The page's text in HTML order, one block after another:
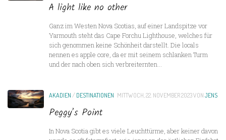
A light like no other
Ganz im Westen Nova Scotias, auf einer Landspitze vor
Yarmouth steht das Cape Forchu Lighthouse, welches für
sich genommen keine Schönheit darstellt. Die locals
nennen es apple core, da er mit seinem schlanken Turm
und der nach oben sich verbreiternten...
AKADIEN /DESTINATIONEN MITTWOCH, 22. NOVEMBER 2023VONJENS
Peggy’s Point
In Nova Scotia gibt es viele Leuchttürme, aber keiner davon